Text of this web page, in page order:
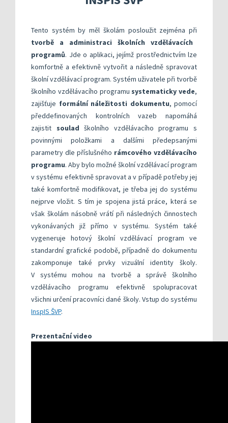
Aktivní škola – podpora
KOMPAS s mentorskou podporou: Cílená
Rok v ředitelně
Metodická
Informační
Publikace s
Příklady
Tento systém by měl školám posloužit zejména při
tvorbě a administraci školních vzdělávacích
programů. Jde o aplikaci, jejímž prostřednictvím lze
komfortně a efektivně vytvořit a následně spravovat
školní vzdělávací program. Systém uživatele při tvorbě
školního vzdělávacího programu systematicky vede,
zajišťuje formální náležitosti dokumentu, pomocí
předdefinovaných kontrolních vazeb napomáhá
zajistit souladškolního vzdělávacího programu s
povinnými položkami a dalšími předepsanými
parametry dle příslušného rámcového vzdělávacího
programu. Aby bylo možné školní vzdělávací program
v systému efektivně spravovat a v případě potřeby jej
také komfortně modifikovat, je třeba jej do systému
nejprve vložit. S tím je spojena jistá práce, která se
však školám násobně vrátí při následných činnostech
vykonávaných již přímo v systému. Systém také
vygeneruje hotový školní vzdělávací program ve
standardní grafické podobě, případně do dokumentu
zakomponuje také prvky vizuální identity školy.
V systému mohou na tvorbě a správě školního
vzdělávacího programu efektivně spolupracovat
všichni určení pracovníci dané školy. Vstup do systému
InspIS ŠVP.
Prezentační video